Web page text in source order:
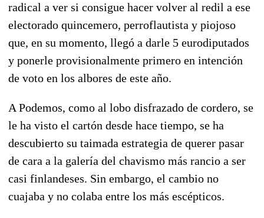
radical a ver si consigue hacer volver al redil a ese
electorado quincemero, perroflautista y piojoso
que, en su momento, llegó a darle 5 eurodiputados
y ponerle provisionalmente primero en intención
de voto en los albores de este año.
A Podemos, como al lobo disfrazado de cordero, se
le ha visto el cartón desde hace tiempo, se ha
descubierto su taimada estrategia de querer pasar
de cara a la galería del chavismo más rancio a ser
casi finlandeses. Sin embargo, el cambio no
cuajaba y no colaba entre los más escépticos.